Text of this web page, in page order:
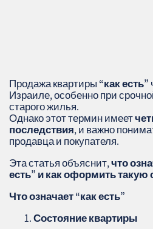
Продажа квартиры “как есть”
Израиле, особенно при
старого жилья.
Однако этот термин имеет
последствия, и важно
продавца и покупателя.
Эта статья объяснит,что
есть” и как оформить такую
Что означает “как есть”
Состояние квартиры